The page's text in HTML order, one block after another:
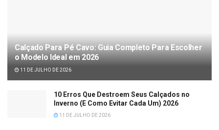
Calçado Para Pé Cavo: Guia Completo Para Escolher
o Modelo Ideal em 2026
11 DE JULHO DE 2026
10 Erros Que Destroem Seus Calçados no
Inverno (E Como Evitar Cada Um) 2026
11 DE JULHO DE 2026